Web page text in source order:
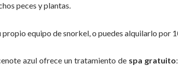
peces y plantas.
propio equipo de snorkel, o puedes alquilarlo por
azul ofrece un tratamiento de spa gratuito